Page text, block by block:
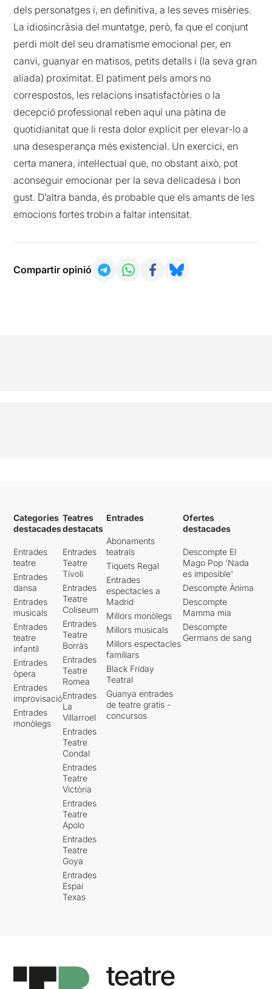
dels personatges i, en definitiva, a les seves misèries.
La idiosincràsia del muntatge, però, fa que el conjunt
perdi molt del seu dramatisme emocional per, en
canvi, guanyar en matisos, petits detalls i (la seva gran
aliada) proximitat. El patiment pels amors no
correspostos, les relacions insatisfactòries o la
decepció professional reben aquí una pàtina de
quotidianitat que li resta dolor explícit per elevar-lo a
una desesperança més existencial. Un exercici, en
certa manera, intel·lectual que, no obstant això, pot
aconseguir emocionar per la seva delicadesa i bon
gust. D’altra banda, és probable que els amants de les
emocions fortes trobin a faltar intensitat.
Compartir opinió
Categories
destacades
Entrades
teatre
Entrades
dansa
Entrades
musicals
Entrades
teatre
infantil
Entrades
òpera
Entrades
improvisació
Entrades
monòlegs
Teatres
destacats
Entrades
Teatre
Tívoli
Entrades
Teatre
Coliseum
Entrades
Teatre
Borràs
Entrades
Teatre
Romea
Entrades
La
Villarroel
Entrades
Teatre
Condal
Entrades
Teatre
Victòria
Entrades
Teatre
Apolo
Entrades
Teatre
Goya
Entrades
Espai
Texas
Entrades
Abonaments
teatrals
Tiquets Regal
Entrades
espectacles a
Madrid
Millors monòlegs
Millors musicals
Millors espectacles
familiars
Black Friday
Teatral
Guanya entrades
de teatre gratis -
concursos
Ofertes
destacades
Descompte El
Mago Pop 'Nada
es imposible'
Descompte Ànima
Descompte
Mamma mia
Descompte
Germans de sang